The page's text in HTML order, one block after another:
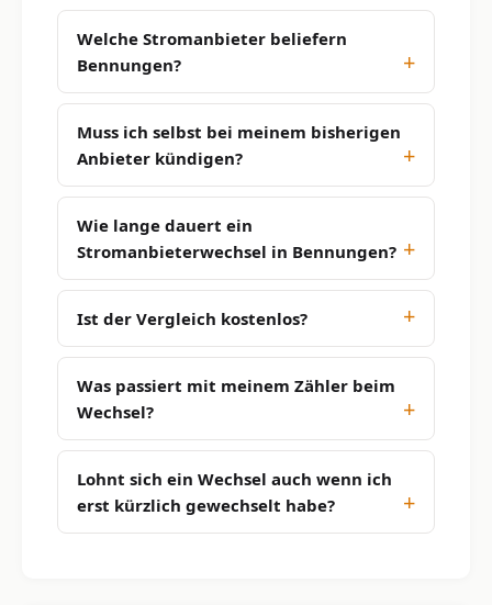
Welche Stromanbieter beliefern
Bennungen?
Muss ich selbst bei meinem bisherigen
Anbieter kündigen?
Wie lange dauert ein
Stromanbieterwechsel in Bennungen?
Ist der Vergleich kostenlos?
Was passiert mit meinem Zähler beim
Wechsel?
Lohnt sich ein Wechsel auch wenn ich
erst kürzlich gewechselt habe?